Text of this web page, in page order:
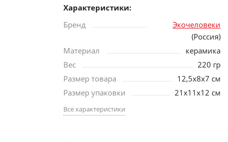
Характеристики:
Бренд
Экочеловеки
(Россия)
Материал
керамика
Вес
220 гр
Размер товара
12,5х8x7 см
Размер упаковки
21x11x12 см
Все характеристики